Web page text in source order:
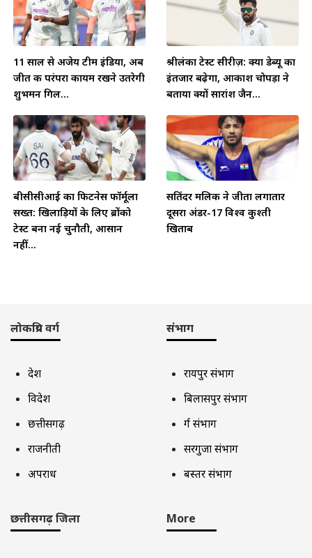
11 साल से अजेय टीम इंडिया, अब
जीत की परंपरा कायम रखने उतरेगी
शुभमन गिल...
श्रीलंका टेस्ट सीरीज़: क्या डेब्यू का
इंतजार बढ़ेगा, आकाश चोपड़ा ने
बताया क्यों सारांश जैन...
बीसीसीआई का फिटनेस फॉर्मूला
सख्त: खिलाड़ियों के लिए ब्रोंको
टेस्ट बना नई चुनौती, आसान
नहीं...
सतिंदर मलिक ने जीता लगातार
दूसरा अंडर-17 विश्व कुश्ती
खिताब
लोकप्रिय वर्ग
देश
विदेश
छत्तीसगढ़
राजनीती
अपराध
संभाग
रायपुर संभाग
बिलासपुर संभाग
दुर्ग संभाग
सरगुजा संभाग
बस्तर संभाग
छत्तीसगढ़ जिला More